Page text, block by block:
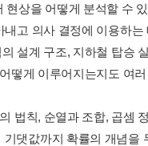
상을 어떻게 분석할 수
고 의사 결정에 이용하
설계 구조, 지하철 탑승
떻게 이루어지는지도 여
법칙, 순열과 조합, 곱셈
댓값까지 확률의 개념을